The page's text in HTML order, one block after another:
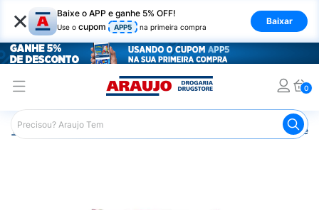
× Baixe o APP e ganhe 5% OFF!
Use o cupom APP5 na primeira compra
Baixar
0
Araujo Nutrição Saudável Barra de